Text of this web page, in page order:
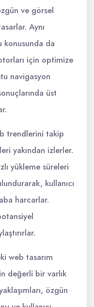
ve görsel
Aynı
konusunda da
için optimize
navigasyon
üst
trendlerini takip
yakından izlerler.
yükleme süreleri
kullanıcı
harcarlar.
web tasarım
değerli bir varlık
özgün